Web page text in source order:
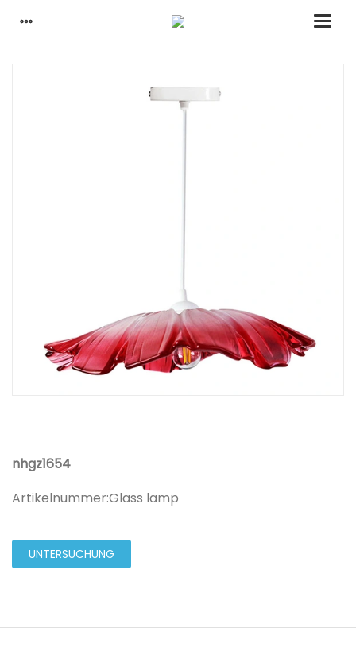
nhgz1654
Artikelnummer:Glass lamp
UNTERSUCHUNG